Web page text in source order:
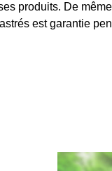
produits. De
est garantie